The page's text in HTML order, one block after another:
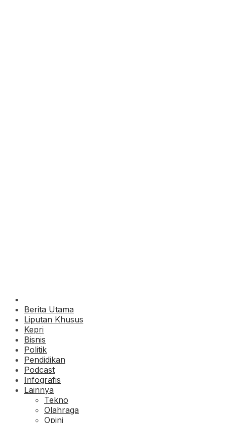
Berita Utama
Liputan Khusus
Kepri
Bisnis
Politik
Pendidikan
Podcast
Infografis
Lainnya
Tekno
Olahraga
Opini